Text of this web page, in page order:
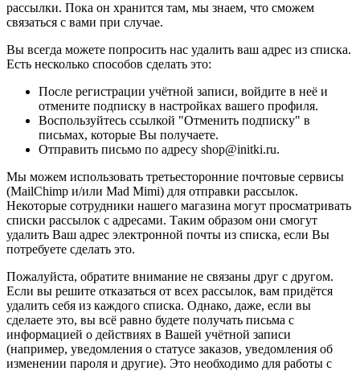
рассылки. Пока он хранится там, мы знаем, что сможем
связаться с вами при случае.
Вы всегда можете попросить нас удалить ваш адрес из списка.
Есть несколько способов сделать это:
После регистрации учётной записи, войдите в неё и
отмените подписку в настройках вашего профиля.
Воспользуйтесь ссылкой "Отменить подписку" в
письмах, которые Вы получаете.
Отправить письмо по адресу shop@initki.ru.
Мы можем использовать третьесторонние почтовые сервисы
(MailChimp и/или Mad Mimi) для отправки рассылок.
Некоторые сотрудники нашего магазина могут просматривать
списки рассылок с адресами. Таким образом они смогут
удалить Ваш адрес электронной почты из списка, если Вы
потребуете сделать это.
Пожалуйста, обратите внимание не связаны друг с другом.
Если вы решите отказаться от всех рассылок, вам придётся
удалить себя из каждого списка. Однако, даже, если вы
сделаете это, вы всё равно будете получать письма с
информацией о действиях в Вашей учётной записи
(например, уведомления о статусе заказов, уведомления об
изменении пароля и другие). Это необходимо для работы с